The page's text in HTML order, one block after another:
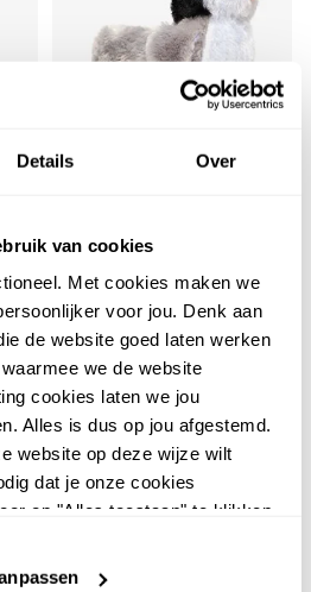
Details Over
van cookies
Met cookies maken we
voor jou. Denk aan
de website goed laten werken
we de website
cookies laten we jou
Alles is dus op jou afgestemd.
website op deze wijze wilt
dat je onze cookies
op "Alles toestaan" te klikken.
Thu!s dames pantoffels
pinquin
16,991499